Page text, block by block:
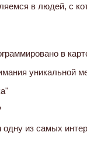
в людей, с
в
уникальной
из самых